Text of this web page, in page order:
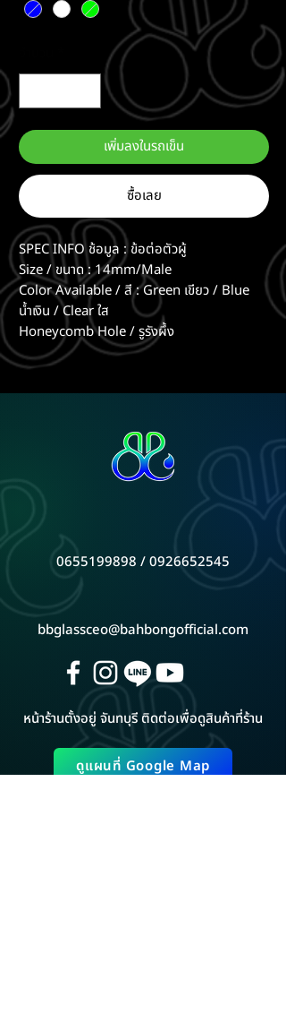
เพิ่มลงในรถเข็น
ซื้อเลย
SPEC INFO ช้อมูล : ข้อต่อตัวผู้
Size / ขนาด : 14mm/Male
Color Available / สี : Green เขียว / Blue
น้ำเงิน / Clear ใส
Honeycomb Hole / รูรังผึ้ง
0655199898 / 0926652545
bbglassceo@bahbongofficial.com
หน้าร้านตั้งอยู่ จันทบุรี ติดต่อเพื่อดูสินค้าที่ร้าน
ดูแผนที่ Google Map